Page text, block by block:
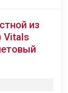
из
Vitals